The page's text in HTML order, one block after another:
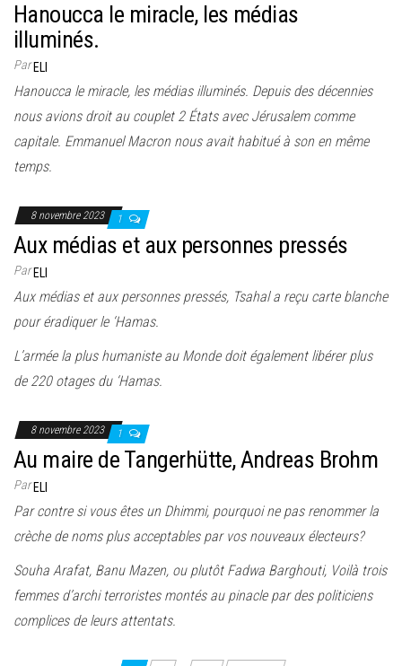
Hanoucca le miracle, les médias
illuminés.
ParELI
Hanoucca le miracle, les médias illuminés. Depuis des décennies
nous avions droit au couplet 2 États avec Jérusalem comme
capitale. Emmanuel Macron nous avait habitué à son en même
temps.
8 novembre 2023 1
Aux médias et aux personnes pressés
ParELI
Aux médias et aux personnes pressés, Tsahal a reçu carte blanche
pour éradiquer le ‘Hamas.
L’armée la plus humaniste au Monde doit également libérer plus
de 220 otages du ‘Hamas.
8 novembre 2023 1
Au maire de Tangerhütte, Andreas Brohm
ParELI
Par contre si vous êtes un Dhimmi, pourquoi ne pas renommer la
crèche de noms plus acceptables par vos nouveaux électeurs?
Souha Arafat, Banu Mazen, ou plutôt Fadwa Barghouti, Voilà trois
femmes d’archi terroristes montés au pinacle par des politiciens
complices de leurs attentats.